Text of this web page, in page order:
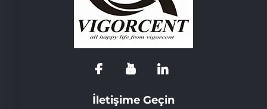
İletişime Geçin